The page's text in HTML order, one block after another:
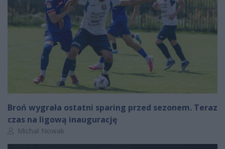
Broń wygrała ostatni sparing przed sezonem. Teraz
czas na ligową inaugurację
Autor artykułu:
Michał Nowak